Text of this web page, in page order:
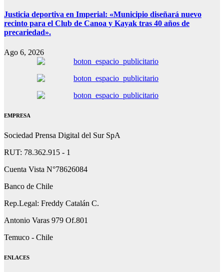
Justicia deportiva en Imperial: «Municipio diseñará nuevo
recinto para el Club de Canoa y Kayak tras 40 años de
precariedad».
Ago 6, 2026
EMPRESA
Sociedad Prensa Digital del Sur SpA
RUT: 78.362.915 - 1
Cuenta Vista N°78626084
Banco de Chile
Rep.Legal: Freddy Catalán C.
Antonio Varas 979 Of.801
Temuco - Chile
ENLACES